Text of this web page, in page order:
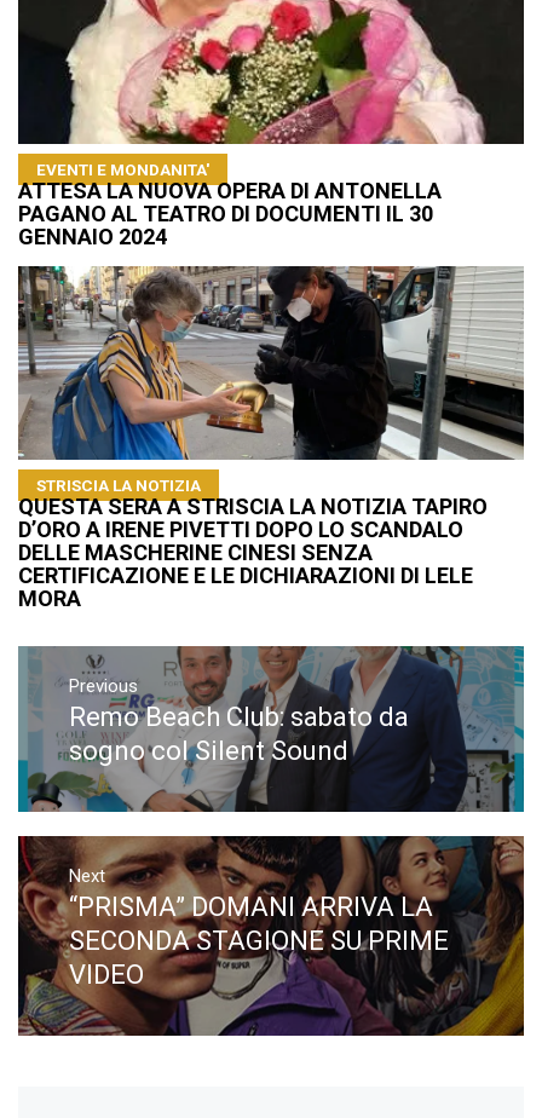
EVENTI E MONDANITA'
ATTESA LA NUOVA OPERA DI ANTONELLA
PAGANO AL TEATRO DI DOCUMENTI IL 30
GENNAIO 2024
STRISCIA LA NOTIZIA
QUESTA SERA A STRISCIA LA NOTIZIA TAPIRO
D’ORO A IRENE PIVETTI DOPO LO SCANDALO
DELLE MASCHERINE CINESI SENZA
CERTIFICAZIONE E LE DICHIARAZIONI DI LELE
MORA
Navigazione
articoli
Previous
Previous
post:
Remo Beach Club: sabato da
sogno col Silent Sound
Next
Next
post:
“PRISMA” DOMANI ARRIVA LA
SECONDA STAGIONE SU PRIME
VIDEO